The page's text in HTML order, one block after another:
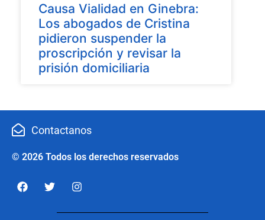
Causa Vialidad en Ginebra:
Los abogados de Cristina
pidieron suspender la
proscripción y revisar la
prisión domiciliaria
Contactanos
© 2026 Todos los derechos reservados